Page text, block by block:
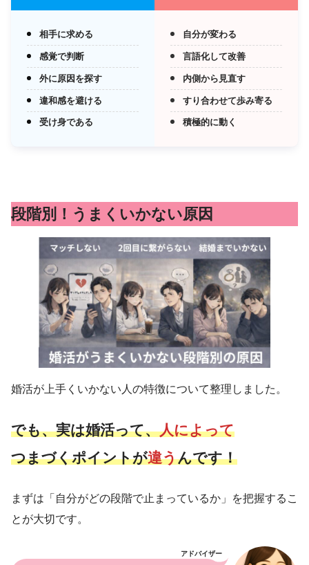
相手に求める
感覚で判断
外に原因を探す
違和感を避ける
受け身である
自分が変わる
言語化して改善
内側から見直す
すり合わせて歩み寄る
積極的に動く
段階別！うまくいかない原因
婚活が上手くいかない人の特徴について整理しました。
でも、実は婚活って、人によって
つまづくポイントが違うんです！
まずは「自分がどの段階で止まっているか」を把握するこ
とが大切です。
アドバイザー